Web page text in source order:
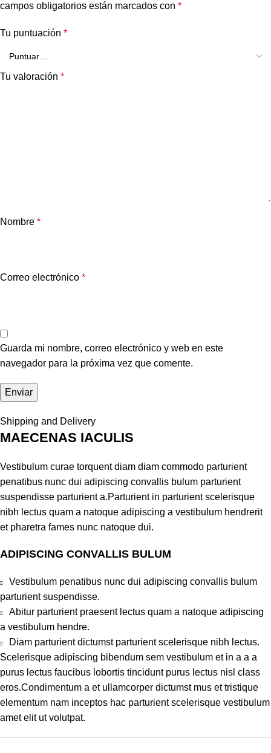
campos obligatorios están marcados con *
Tu puntuación *
Tu valoración *
Nombre *
Correo electrónico *
Guarda mi nombre, correo electrónico y web en este
navegador para la próxima vez que comente.
Shipping and Delivery
MAECENAS IACULIS
Vestibulum curae torquent diam diam commodo parturient
penatibus nunc dui adipiscing convallis bulum parturient
suspendisse parturient a.Parturient in parturient scelerisque
nibh lectus quam a natoque adipiscing a vestibulum hendrerit
et pharetra fames nunc natoque dui.
ADIPISCING CONVALLIS BULUM
Vestibulum penatibus nunc dui adipiscing convallis bulum
parturient suspendisse.
Abitur parturient praesent lectus quam a natoque adipiscing
a vestibulum hendre.
Diam parturient dictumst parturient scelerisque nibh lectus.
Scelerisque adipiscing bibendum sem vestibulum et in a a a
purus lectus faucibus lobortis tincidunt purus lectus nisl class
eros.Condimentum a et ullamcorper dictumst mus et tristique
elementum nam inceptos hac parturient scelerisque vestibulum
amet elit ut volutpat.